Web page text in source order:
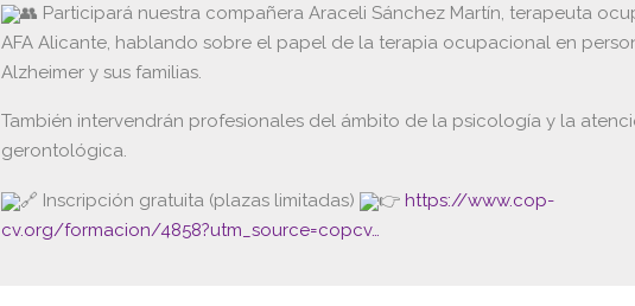
Participará nuestra compañera Araceli Sánchez Martín, terapeuta
AFA Alicante, hablando sobre el papel de la terapia ocupacional en
Alzheimer y sus familias.
También intervendrán profesionales del ámbito de la psicología y la
gerontológica.
Inscripción gratuita (plazas limitadas)
https://www.cop-
cv.org/formacion/4858?utm_source=copcv…